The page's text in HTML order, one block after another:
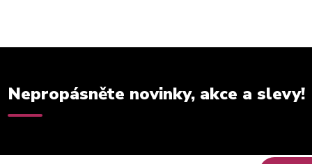
Nepropásněte novinky, akce a slevy!